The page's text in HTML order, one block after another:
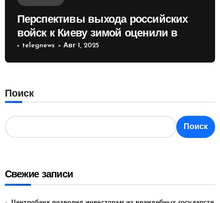
Перспективы выхода российских
войск к Киеву зимой оценили в
России
telegnews Авг 1, 2025
Поиск
Поиск
Свежие записи